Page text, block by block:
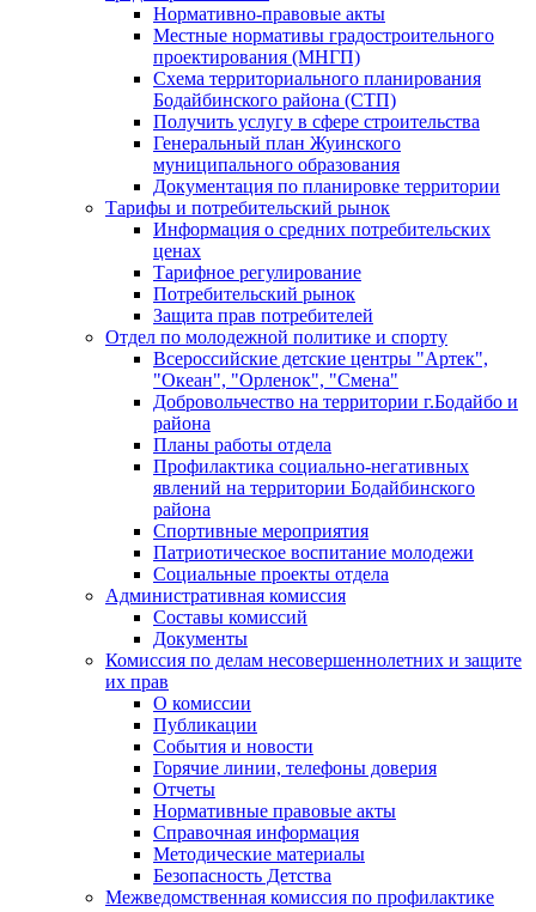
Нормативно-правовые акты
Местные нормативы градостроительного
проектирования (МНГП)
Схема территориального планирования
Бодайбинского района (СТП)
Получить услугу в сфере строительства
Генеральный план Жуинского
муниципального образования
Документация по планировке территории
Тарифы и потребительский рынок
Информация о средних потребительских
ценах
Тарифное регулирование
Потребительский рынок
Защита прав потребителей
Отдел по молодежной политике и спорту
Всероссийские детские центры "Артек",
"Океан", "Орленок", "Смена"
Добровольчество на территории г.Бодайбо и
района
Планы работы отдела
Профилактика социально-негативных
явлений на территории Бодайбинского
района
Спортивные мероприятия
Патриотическое воспитание молодежи
Социальные проекты отдела
Административная комиссия
Составы комиссий
Документы
Комиссия по делам несовершеннолетних и защите
их прав
О комиссии
Публикации
События и новости
Горячие линии, телефоны доверия
Отчеты
Нормативные правовые акты
Справочная информация
Методические материалы
Безопасность Детства
Межведомственная комиссия по профилактике